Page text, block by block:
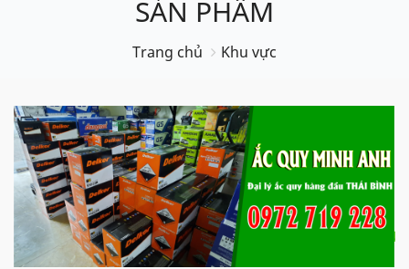
SẢN PHẨM
Trang chủ Khu vực